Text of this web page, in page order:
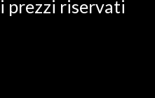
prezzi riservati